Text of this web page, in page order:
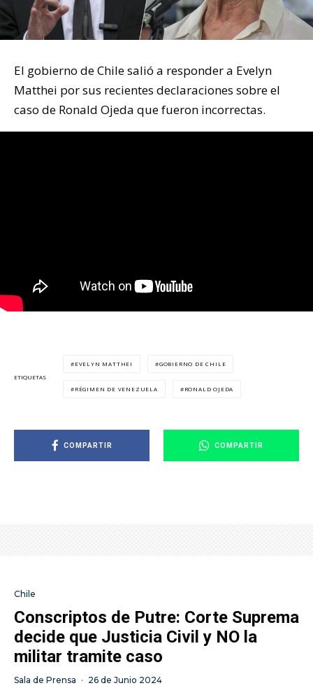
El gobierno de Chile salió a responder a Evelyn
Matthei por sus recientes declaraciones sobre el
caso de Ronald Ojeda que fueron incorrectas.
ETIQUETAS
EVELYN MATTHEI GOBIERNO DE CHILE
RÉGIMEN DE VENEZUELA RONALD OJEDA
COMPARTIR COMPARTIR
Chile
Conscriptos de Putre: Corte Suprema
decide que Justicia Civil y NO la
militar tramite caso
Sala de Prensa · 26 de Junio 2024